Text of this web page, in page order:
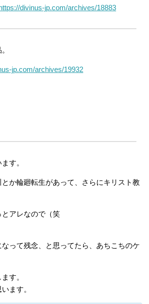
divinus-jp.com/archives/18883
jp.com/archives/19932
す。
か輪廻転生があって、さらにキリスト教
アレなので（笑
って残念、と思ってたら、あちこちのケ
す。
ます。